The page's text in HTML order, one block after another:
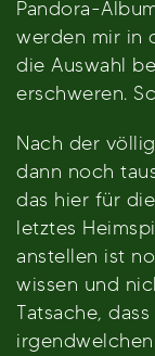
Pandora-
werden mir in
die Auswahl
erschweren.
Nach der
dann noch
das hier für
letztes
anstellen ist
wissen und
Tatsache,